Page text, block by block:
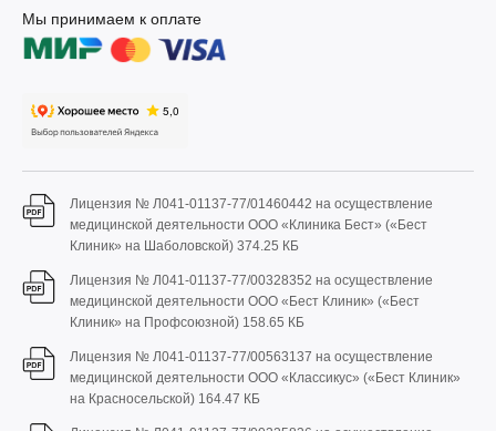
Мы принимаем к оплате
Лицензия № Л041-01137-77/01460442 на осуществление
медицинской деятельности ООО «Клиника Бест» («Бест
Клиник» на Шаболовской) 374.25 КБ
Лицензия № Л041-01137-77/00328352 на осуществление
медицинской деятельности ООО «Бест Клиник» («Бест
Клиник» на Профсоюзной) 158.65 КБ
Лицензия № Л041-01137-77/00563137 на осуществление
медицинской деятельности ООО «Классикус» («Бест Клиник»
на Красносельской) 164.47 КБ